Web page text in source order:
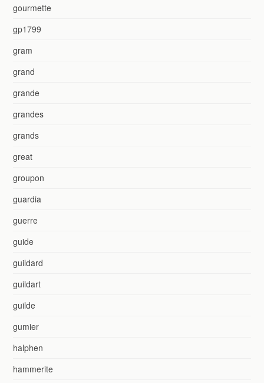
gourmette
gp1799
gram
grand
grande
grandes
grands
great
groupon
guardia
guerre
guide
guildard
guildart
guilde
gumier
halphen
hammerite